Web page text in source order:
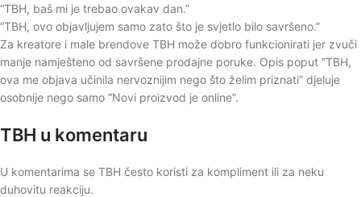
“TBH, baš mi je trebao ovakav dan.”
“TBH, ovo objavljujem samo zato što je svjetlo bilo savršeno.”
Za kreatore i male brendove TBH može dobro funkcionirati jer zvuči
manje namješteno od savršene prodajne poruke. Opis poput “TBH,
ova me objava učinila nervoznijim nego što želim priznati” djeluje
osobnije nego samo “Novi proizvod je online”.
TBH u komentaru
U komentarima se TBH često koristi za kompliment ili za neku
duhovitu reakciju.